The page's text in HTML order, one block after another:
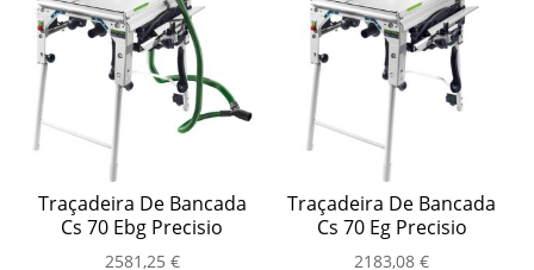
Traçadeira De Bancada
Cs 70 Ebg Precisio
2581,25 €
Traçadeira De Bancada
Cs 70 Eg Precisio
2183,08€